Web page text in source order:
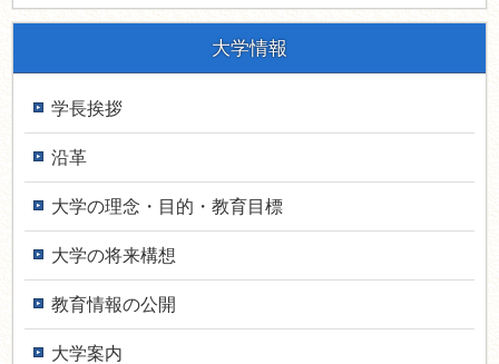
大学情報
学長挨拶
沿革
大学の理念・目的・教育目標
大学の将来構想
教育情報の公開
大学案内